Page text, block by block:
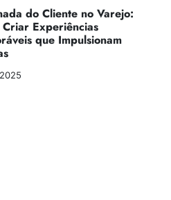
do Cliente no Varejo:
Criar Experiências
que Impulsionam